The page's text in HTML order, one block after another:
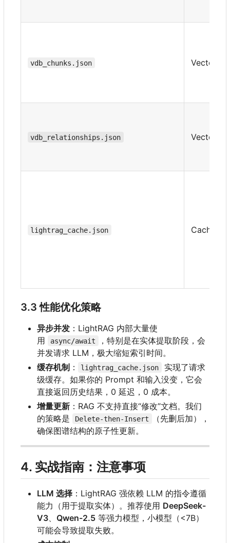
vdb_chunks.json Vector
vdb_relationships.json Vector
lightrag_cache.json Cache
3.3 性能优化策略
异步并发 ： LightRAG 内部大量使
用
async/await
，特别是在实体提取阶段，会
并发请求 LLM ， 极大缩短索引时间。
缓存机制 ： lightrag_cache.json
实现了请求
级缓存。如果你的 Prompt 和输入没变 ， 它会
直接返回历史结果 ， 0 延迟 ， 0 成本。
增量更新 ： RAG 不支持直接“修改”文档。我们
的策略是
Delete-then-Insert
（先删后加），
确保图谱结构的原子性更新。
4. 实战指南：注意事项
LLM 选择 ： LightRAG 强依赖 LLM 的指令遵循
能力（用于提取实体）。推荐使用 DeepSeek-
V3
Qwen-2.5 等强力模型，小模型（<7B）
可能会导致提取失败。